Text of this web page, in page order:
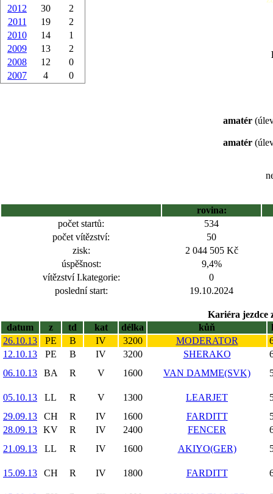
2012
30
2
2011
19
2
2010
14
1
2009
13
2
2008
12
0
2007
4 0
amatér
amatér
rovina:
počet startů:
534
počet vítězství:
50
zisk:
2 044 505 Kč
úspěšnost:
9,4%
vítězství I.kategorie:
0
poslední start:
19.10.2024
Kariéra jezdce
datum
z td kat délka kůň
26.10.13
PE B IV 3200 MODERATOR
12.10.13
PE B IV 3200 SHERAKO
06.10.13
BA R V 1600 VAN DAMME(SVK)
05.10.13 LL R V 1300 LEARJET
29.09.13
CH R IV 1600 FARDITT
28.09.13 KV R IV 2400 FENCER
21.09.13
LL R IV 1600 AKIYO(GER)
15.09.13 CH R IV 1800 FARDITT